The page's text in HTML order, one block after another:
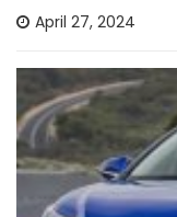
April 27, 2024